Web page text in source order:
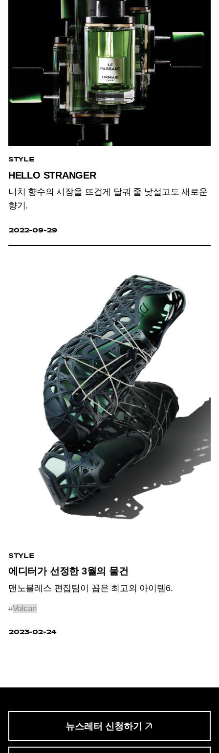
STYLE
HELLO STRANGER
니치 향수의 시장을 뜨겁게 달궈 줄 낯설고도 새로운
향기.
2022-09-29
STYLE
에디터가 선정한 3월의 물건
맨노블레스 편집팀이 꼽은 최고의 아이템6.
#Volcan
2023-02-24
뉴스레터 신청하기